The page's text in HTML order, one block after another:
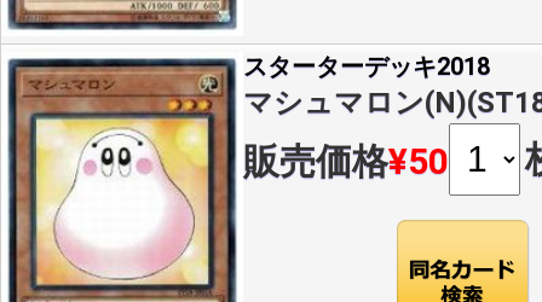
スターターデッキ2018
マシュマロン
販売価格¥50